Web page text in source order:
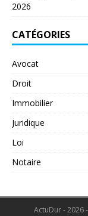
2026
CATÉGORIES
Avocat
Droit
Immobilier
Juridique
Loi
Notaire
ActuDur - 2026